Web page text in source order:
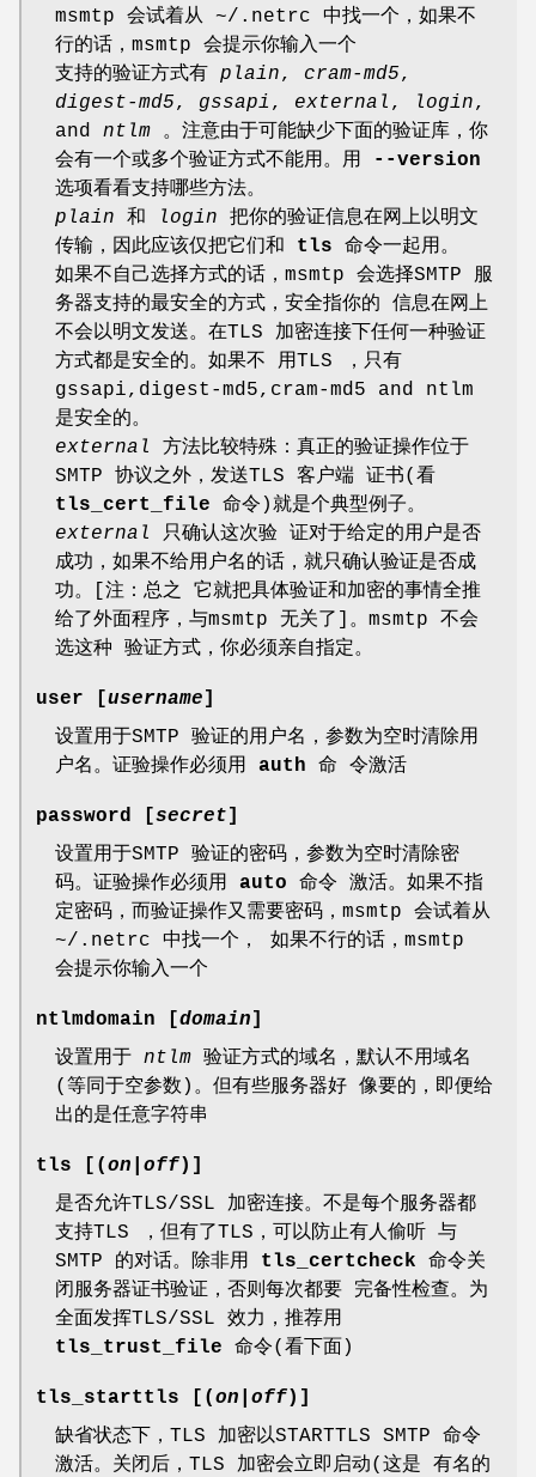
msmtp 会试着从 ~/.netrc 中找一个，如果不
行的话，msmtp 会提示你输入一个
支持的验证方式有 plain, cram-md5,
digest-md5, gssapi , external , login,
and ntlm 。注意由于可能缺少下面的验证库，你
会有一个或多个验证方式不能用。用
--version
选项看看支持哪些方法。
plain 和 login 把你的验证信息在网上以明文
传输，因此应该仅把它们和 tls 命令一起用。
如果不自己选择方式的话，msmtp 会选择SMTP 服
务器支持的最安全的方式，安全指你的 信息在网上
不会以明文发送。在TLS 加密连接下任何一种验证
方式都是安全的。如果不 用TLS ，只有
gssapi,digest-md5,cram-md5 and ntlm
是安全的。
external
方法比较特殊：真正的验证操作位于
SMTP 协议之外，发送TLS 客户端 证书(看
tls_cert_file 命令)就是个典型例子。
external
只确认这次验 证对于给定的用户是否
成功，如果不给用户名的话，就只确认验证是否成
功。[注：总之 它就把具体验证和加密的事情全推
给了外面程序，与msmtp 无关了]。msmtp 不会
选这种 验证方式，你必须亲自指定。
user [username]
设置用于SMTP 验证的用户名，参数为空时清除用
户名。证验操作必须用 auth 命 令激活
password [secret]
设置用于SMTP 验证的密码，参数为空时清除密
码。证验操作必须用 auto 命令 激活。如果不指
定密码，而验证操作又需要密码，msmtp 会试着从
~/.netrc 中找一个， 如果不行的话，msmtp
会提示你输入一个
ntlmdomain [domain]
设置用于 ntlm 验证方式的域名，默认不用域名
(等同于空参数)。但有些服务器好 像要的，即便给
出的是任意字符串
tls [(on off)]
是否允许TLS/SSL 加密连接。不是每个服务器都
支持TLS ，但有了TLS，可以防止有人偷听 与
SMTP 的对话。除非用 tls_certcheck 命令关
闭服务器证书验证，否则每次都要 完备性检查。为
全面发挥TLS/SSL 效力，推荐用
tls_trust_file 命令(看下面)
tls_starttls [(on off)]
缺省状态下，TLS 加密以STARTTLS SMTP 命令
激活。关闭后，TLS 加密会立即启动(这是 有名的